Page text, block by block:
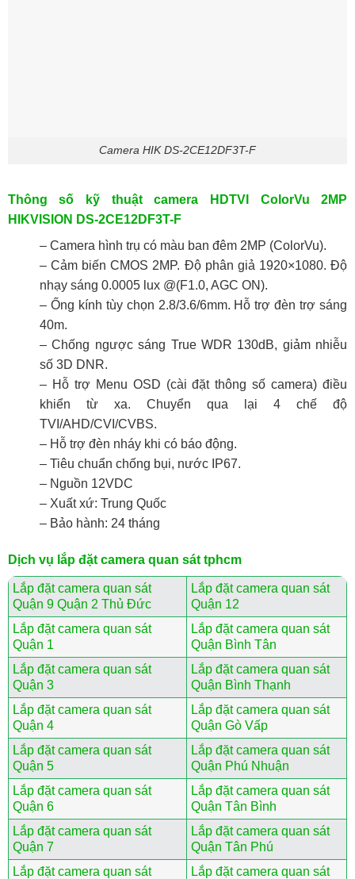
Camera HIK DS-2CE12DF3T-F
Thông số kỹ thuật camera HDTVI ColorVu 2MP
HIKVISION DS-2CE12DF3T-F
– Camera hình trụ có màu ban đêm 2MP (ColorVu).
– Cảm biến CMOS 2MP. Độ phân giả 1920×1080. Độ
nhạy sáng 0.0005 lux @(F1.0, AGC ON).
– Ống kính tùy chọn 2.8/3.6/6mm. Hỗ trợ đèn trợ sáng
40m.
– Chống ngược sáng True WDR 130dB, giảm nhiễu
số 3D DNR.
– Hỗ trợ Menu OSD (cài đặt thông số camera) điều
khiển từ xa. Chuyển qua lại 4 chế độ
TVI/AHD/CVI/CVBS.
– Hỗ trợ đèn nháy khi có báo động.
– Tiêu chuẩn chống bụi, nước IP67.
– Nguồn 12VDC
– Xuất xứ: Trung Quốc
– Bảo hành: 24 tháng
Dịch vụ lắp đặt camera quan sát tphcm
Lắp đặt camera quan sát
Quận 9 Quận 2 Thủ Đức
Lắp đặt camera quan sát
Quận 12
Lắp đặt camera quan sát
Quận 1
Lắp đặt camera quan sát
Quận Bình Tân
Lắp đặt camera quan sát
Quận 3
Lắp đặt camera quan sát
Quận Bình Thạnh
Lắp đặt camera quan sát
Quận 4
Lắp đặt camera quan sát
Quận Gò Vấp
Lắp đặt camera quan sát
Quận 5
Lắp đặt camera quan sát
Quận Phú Nhuận
Lắp đặt camera quan sát
Quận 6
Lắp đặt camera quan sát
Quận Tân Bình
Lắp đặt camera quan sát
Quận 7
Lắp đặt camera quan sát
Quận Tân Phú
Lắp đặt camera quan sát
Lắp đặt camera quan sát